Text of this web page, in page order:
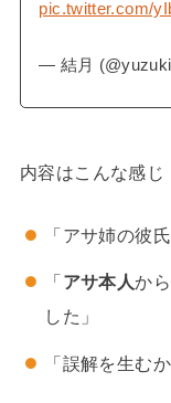
pic.twitter.com/
— 結月
内容はこんな感じ
「アサ姉の彼
「アサ本人か
した」
「誤解を生む